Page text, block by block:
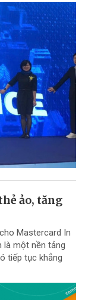
ảo, tăng
Mastercard In
một nền tảng
tiếp tục khẳng